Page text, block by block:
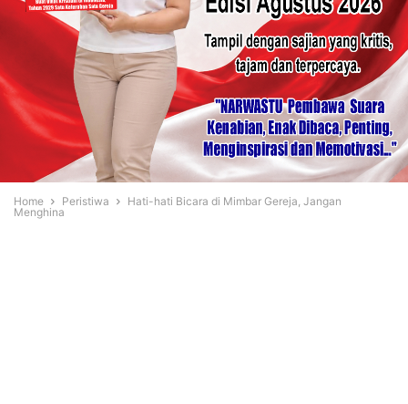
Home Peristiwa
Hati-hati Bicara di Mimbar Gereja, Jangan
Menghina